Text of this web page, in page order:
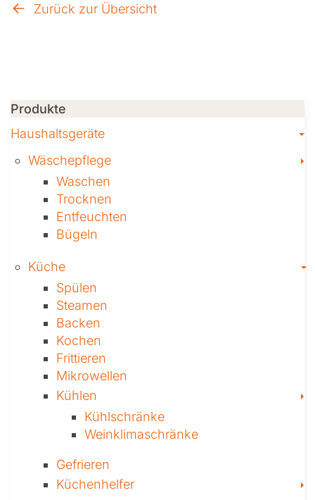
Zurück zur Übersicht
Produkte
Haushaltsgeräte
Wäschepflege
Waschen
Trocknen
Ent­feuch­ten
Bügeln
Küche
Spülen
Steamen
Backen
Kochen
Frittieren
Mikrowellen
Kühlen
Kühl­schränke
Weinklima­schränke
Gefrieren
Küchenhelfer